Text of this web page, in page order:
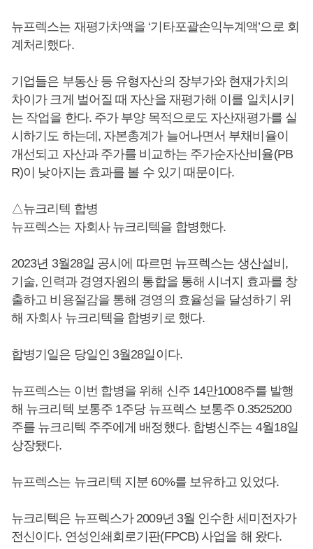
뉴프렉스는 재평가차액을 ‘기타포괄손익누계액’으로 회
계처리했다.
기업들은 부동산 등 유형자산의 장부가와 현재가치의
차이가 크게 벌어질 때 자산을 재평가해 이를 일치시키
는 작업을 한다. 주가 부양 목적으로도 자산재평가를 실
시하기도 하는데, 자본총계가 늘어나면서 부채비율이
개선되고 자산과 주가를 비교하는 주가순자산비율(PB
R)이 낮아지는 효과를 볼 수 있기 때문이다.
△뉴크리텍 합병
뉴프렉스는 자회사 뉴크리텍을 합병했다.
2023년 3월28일 공시에 따르면 뉴프렉스는 생산설비,
기술, 인력과 경영자원의 통합을 통해 시너지 효과를 창
출하고 비용절감을 통해 경영의 효율성을 달성하기 위
해 자회사 뉴크리텍을 합병키로 했다.
합병기일은 당일인 3월28일이다.
뉴프렉스는 이번 합병을 위해 신주 14만1008주를 발행
해 뉴크리텍 보통주 1주당 뉴프렉스 보통주 0.3525200
주를 뉴크리텍 주주에게 배정했다. 합병신주는 4월18일
상장됐다.
뉴프렉스는 뉴크리텍 지분 60%를 보유하고 있었다.
뉴크리텍은 뉴프렉스가 2009년 3월 인수한 세미전자가
전신이다. 연성인쇄회로기판(FPCB) 사업을 해 왔다.